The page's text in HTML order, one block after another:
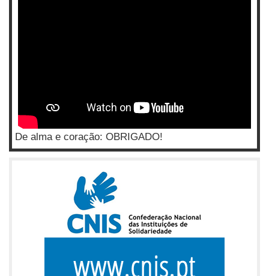
De alma e coração: OBRIGADO!